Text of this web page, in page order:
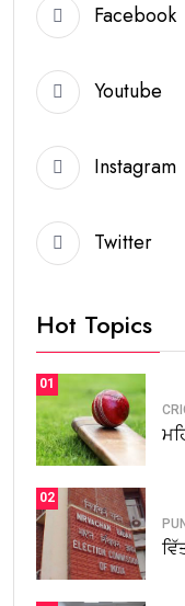
Facebook
Youtube
Instagram
Twitter
Hot Topics
01
02